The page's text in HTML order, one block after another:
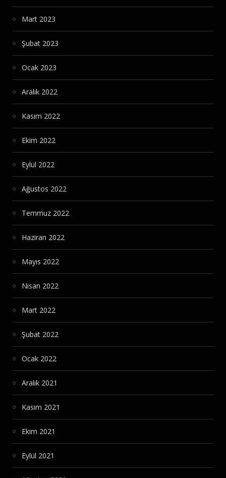
Mart 2023
Şubat 2023
Ocak 2023
Aralık 2022
Kasım 2022
Ekim 2022
Eylül 2022
Ağustos 2022
Temmuz 2022
Haziran 2022
Mayıs 2022
Nisan 2022
Mart 2022
Şubat 2022
Ocak 2022
Aralık 2021
Kasım 2021
Ekim 2021
Eylül 2021